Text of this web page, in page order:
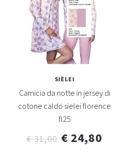
SIÈLEI
Camicia da notte in jersey di
cotone caldo sielei florence
fl25
€ 31,00 € 24,80